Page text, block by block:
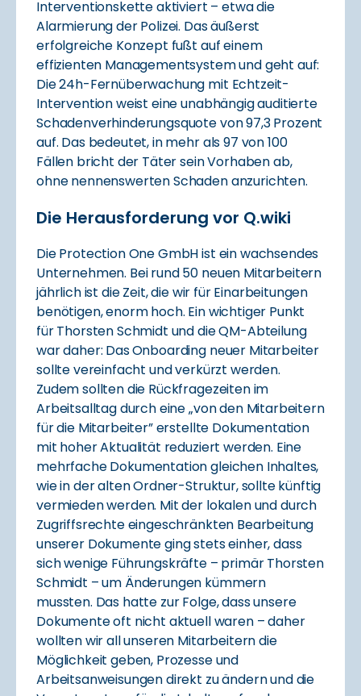
Interventionskette aktiviert – etwa die
Alarmierung der Polizei. Das äußerst
erfolgreiche Konzept fußt auf einem
effizienten Managementsystem und geht auf:
Die 24h-Fernüberwachung mit Echtzeit-
Intervention weist eine unabhängig auditierte
Schadenverhinderungsquote von 97,3 Prozent
auf. Das bedeutet, in mehr als 97 von 100
Fällen bricht der Täter sein Vorhaben ab,
ohne nennenswerten Schaden anzurichten.
Die Herausforderung vor Q.wiki
Die Protection One GmbH ist ein wachsendes
Unternehmen. Bei rund 50 neuen Mitarbeitern
jährlich ist die Zeit, die wir für Einarbeitungen
benötigen, enorm hoch. Ein wichtiger Punkt
für Thorsten Schmidt und die QM-Abteilung
war daher: DasOnboarding neuer Mitarbeiter
sollte vereinfacht und verkürzt werden.
Zudem sollten die Rückfragezeiten im
Arbeitsalltag durch eine „von den Mitarbeitern
für die Mitarbeiter” erstellte Dokumentation
mit hoher Aktualität reduziert werden. Eine
mehrfache Dokumentation gleichen Inhaltes,
wie in der alten Ordner-Struktur, sollte künftig
vermieden werden. Mit der lokalen und durch
Zugriffsrechte eingeschränkten Bearbeitung
unserer Dokumente ging stets einher, dass
sich wenige Führungskräfte – primär Thorsten
Schmidt – um Änderungen kümmern
mussten. Das hatte zur Folge, dass unsere
Dokumente oft nicht aktuell waren – daher
wollten wir all unseren Mitarbeitern die
Möglichkeit geben, Prozesse und
Arbeitsanweisungen direkt zu ändern und die